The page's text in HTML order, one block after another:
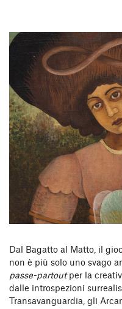
Dal Bagatto al Matto, il
non è più solo uno svago
passe-partoutper la
dalle introspezioni
Transavanguardia, gli